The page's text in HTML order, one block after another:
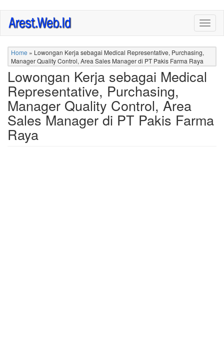
Skip
main
content
Home » Lowongan Kerja sebagai Medical Representative, Purchasing,
Manager Quality Control, Area Sales Manager di PT Pakis Farma Raya
Lowongan Kerja sebagai Medical
Representative, Purchasing,
Manager Quality Control, Area
Sales Manager di PT Pakis Farma
Raya